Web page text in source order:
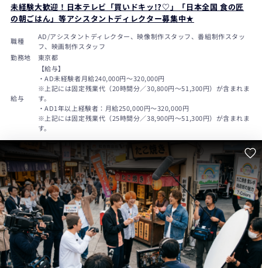
未経験大歓迎！日本テレビ「買いドキッ!?♡」「日本全国 食の匠
の朝ごはん」等アシスタントディレクター募集中★
職種
AD/アシスタントディレクター、映像制作スタッフ、番組制作スタッ
フ、映画制作スタッフ
勤務地
東京都
給与
【給与】
・AD未経験者月給240,000円〜320,000円
※上記には固定残業代（20時間分／30,800円～51,300円）が含まれま
す。
・AD1年以上経験者：月給250,000円～320,000円
※上記には固定残業代（25時間分／38,900円～51,300円）が含まれま
す。